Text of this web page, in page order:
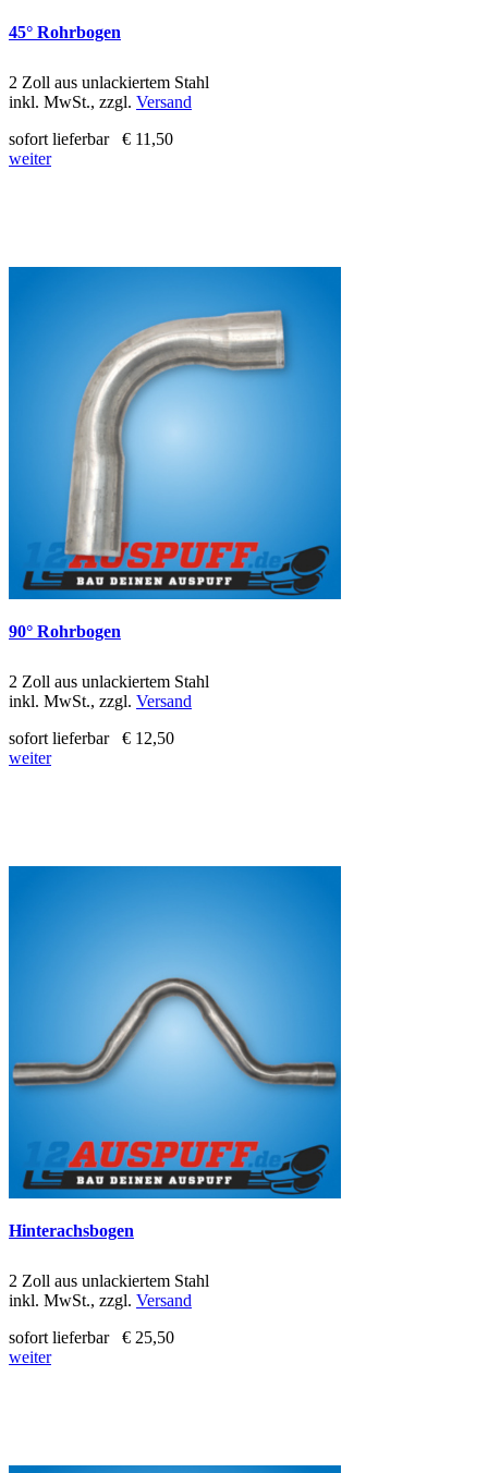
45° Rohrbogen
2 Zoll aus unlackiertem Stahl
inkl. MwSt., zzgl. Versand
sofort lieferbar
€ 11,50
weiter
90° Rohrbogen
2 Zoll aus unlackiertem Stahl
inkl. MwSt., zzgl. Versand
sofort lieferbar
€ 12,50
weiter
Hinterachsbogen
2 Zoll aus unlackiertem Stahl
inkl. MwSt., zzgl. Versand
sofort lieferbar
€ 25,50
weiter